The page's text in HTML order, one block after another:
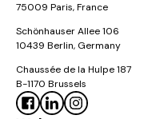
75009 Paris, France
Schönhauser Allee 106
10439 Berlin, Germany
Chaussée de la Hulpe 187
B-1170 Brussels